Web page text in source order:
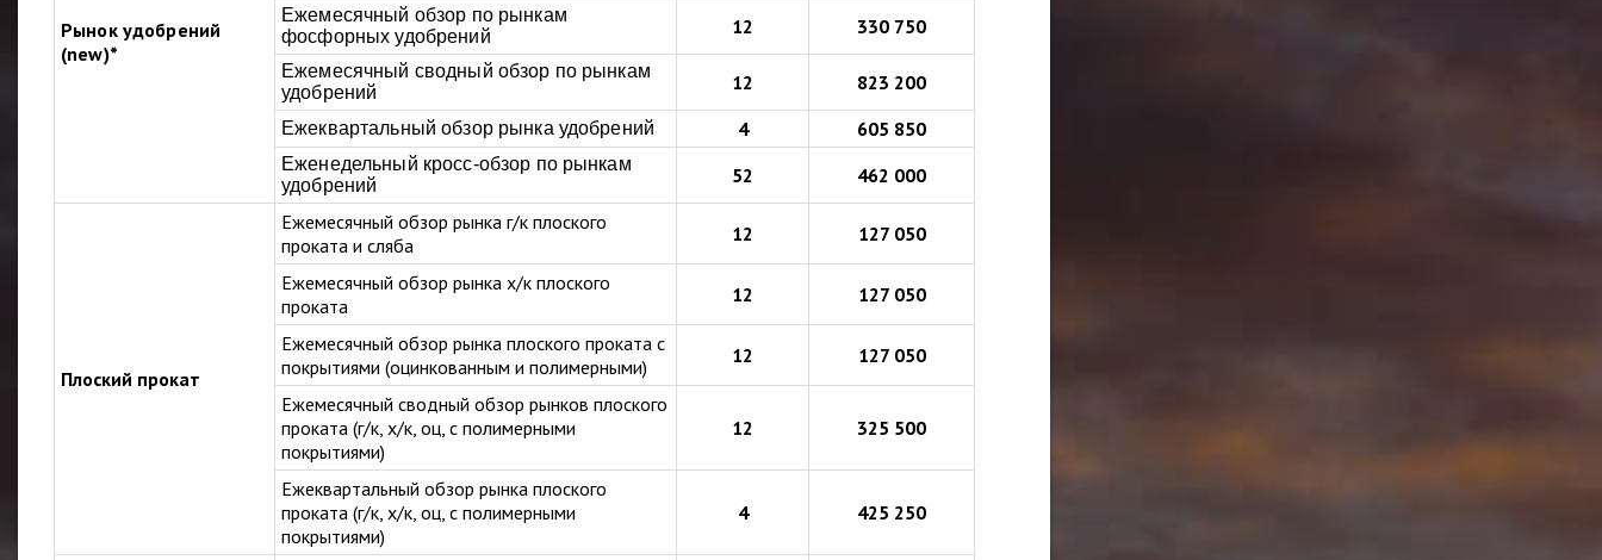
Рынок удобрений
(new)*
Ежемесячный обзор по рынкам
фосфорных удобрений
12 330 750
Ежемесячный сводный обзор по рынкам
удобрений
12 823 200
Ежеквартальный обзор рынка удобрений 4 605 850
Еженедельный кросс-обзор по рынкам
удобрений
52 462 000
Плоский прокат
Ежемесячный обзор рынка г/к плоского
проката и сляба
12 127 050
Ежемесячный обзор рынка х/к плоского
проката
12 127 050
Ежемесячный обзор рынка плоского проката с
покрытиями (оцинкованным и полимерными)
12 127 050
Ежемесячный сводный обзор рынков плоского
проката (г/к, х/к, оц, с полимерными
покрытиями)
12 325 500
Ежеквартальный обзор рынка плоского
проката (г/к, х/к, оц, с полимерными
покрытиями)
4 425 250